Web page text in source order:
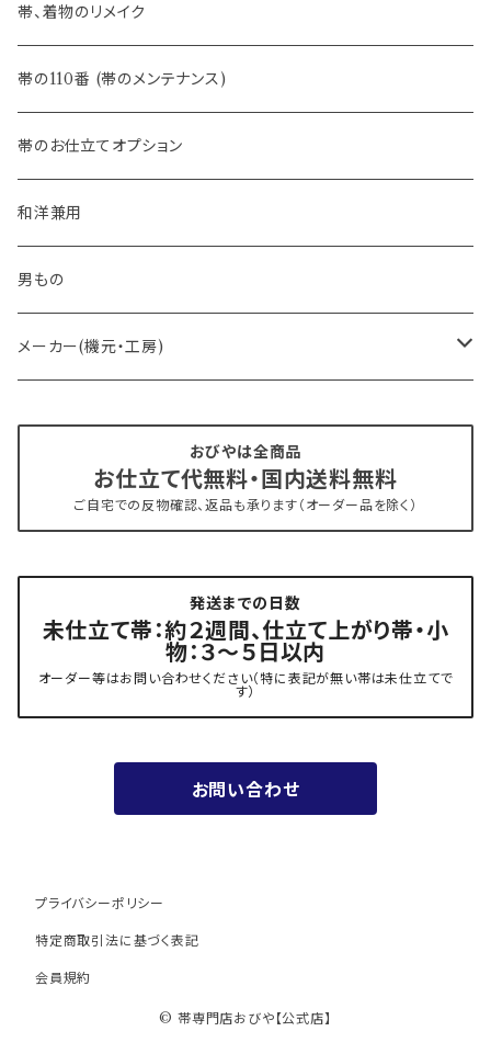
- 夏帯
- 半幅帯
- 大人兵児帯
- おびやオリジナル・別注
- オーダー帯
- 京袋帯・開き仕立て
- 新古帯、中古・リサイクル帯 (メンテナンス済み)
夏用
- 振袖の帯・ママ振り・振袖用袋帯
-おびやオリジナル
-フィカレ
帯、着物のリメイク
帯の110番 (帯のメンテナンス)
帯のお仕立てオプション
和洋兼用
男もの
メーカー(機元・工房)
博多織 西村織物
『marumasa.fab』丸正織物
おびやは全商品
お仕立て代無料・国内送料無料
ご自宅での反物確認、返品も承ります（オーダー品を除く）
発送までの日数
未仕立て帯：約２週間、仕立て上がり帯・小
物：３～５日以内
オーダー等はお問い合わせください（特に表記が無い帯は未仕立てで
す）
お問い合わせ
プライバシーポリシー
特定商取引法に基づく表記
会員規約
© 帯専門店おびや【公式店】